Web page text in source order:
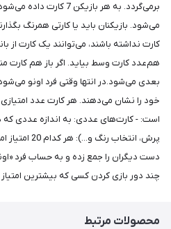
برمی‌گردد. به هر بازیکن
می‌شود. بازیکنان باید یا کارتی همرنگ
کارت نداشته باشند، می‌توانند یک کارت از
هم‌عدد کارت وسط بیاید. اگر باز هم کارت
بعدی می‌شود.در انتها وقتی فرد اونو
خود را نشان می‌دهند. هر کارت عدد
پرش، انتخاب
دست دیگران را جمع زده و به حساب فرد
چند دور بازی کردن کسی که بیشترین
محصولات مرتبط